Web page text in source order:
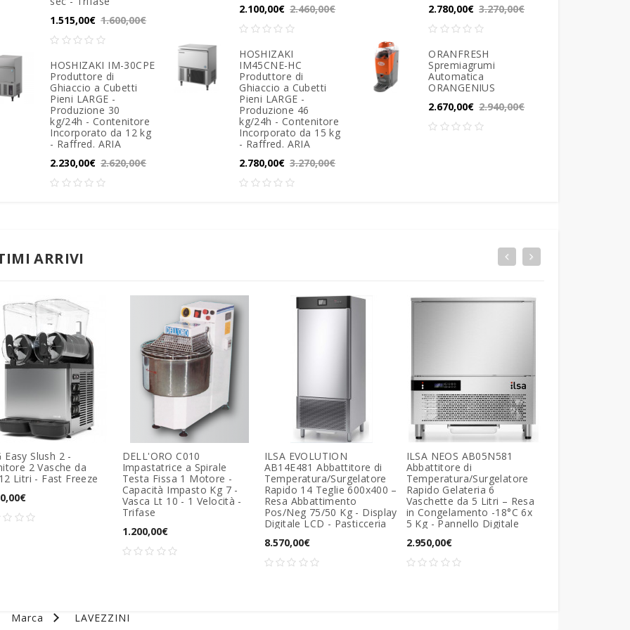
1.515,00€ 1.600,00€
HOSHIZAKI IM-30CPE
Produttore di
Ghiaccio a Cubetti
Pieni LARGE -
Produzione 30
kg/24h - Contenitore
Incorporato da 12 kg
- Raffred. ARIA
2.230,00€ 2.620,00€
2.100,00€ 2.460,00€
HOSHIZAKI
IM45CNE-HC
Produttore di
Ghiaccio a Cubetti
Pieni LARGE -
Produzione 46
kg/24h - Contenitore
Incorporato da 15 kg
- Raffred. ARIA
2.780,00€ 3.270,00€
2.780,00€ 3.270,00€
ORANFRESH
Spremiagrumi
Automatica
ORANGENIUS
2.670,00€ 2.940,00€
ARRIVI
Easy Slush 2 -
2 Vasche da
Litri - Fast Freeze
DELL'ORO C010
Impastatrice a Spirale
Testa Fissa 1 Motore -
Capacità Impasto Kg 7 -
Vasca Lt 10 - 1 Velocità -
Trifase
1.200,00€
ILSA EVOLUTION
AB14E481 Abbattitore di
Temperatura/Surgelatore
Rapido 14 Teglie 600x400 –
Resa Abbattimento
Pos/Neg 75/50 Kg - Display
Digitale LCD - Pasticceria
8.570,00€
ILSA NEOS AB05N581
Abbattitore di
Temperatura/Surgelatore
Rapido Gelateria 6
Vaschette da 5 Litri – Resa
in Congelamento -18°C 6x
5 Kg - Pannello Digitale
2.950,00€
Marca LAVEZZINI